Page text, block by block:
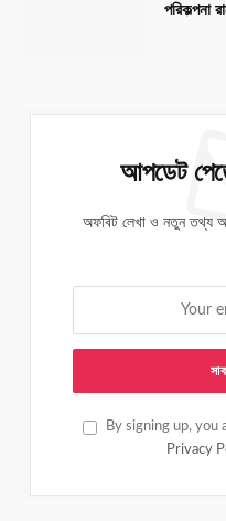
পরিকল্পনা
আপডেট
অফবিট লেখা ও নতুন তথ্য
By signing up, you
Privacy